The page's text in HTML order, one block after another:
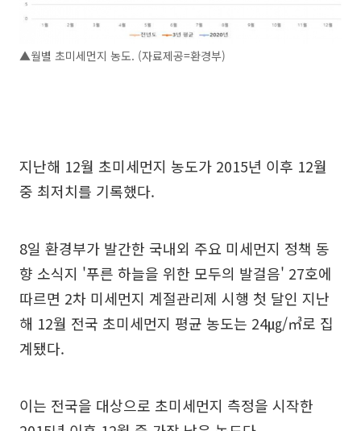
▲월별 초미세먼지 농도. (자료제공=환경부)
지난해 12월 초미세먼지 농도가 2015년 이후 12월
중 최저치를 기록했다.
8일 환경부가 발간한 국내외 주요 미세먼지 정책 동
향 소식지 '푸른 하늘을 위한 모두의 발걸음' 27호에
따르면 2차 미세먼지 계절관리제 시행 첫 달인 지난
해 12월 전국 초미세먼지 평균 농도는 24㎍/㎥로 집
계됐다.
이는 전국을 대상으로 초미세먼지 측정을 시작한